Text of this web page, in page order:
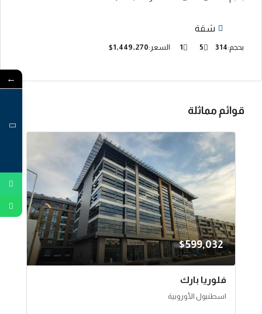
شقة
بحجم:314
5
1 السعر:$1,449,270
قوائم مماثلة
$599,032
فلوريا بارك
اسطنبول الأوروبية
←